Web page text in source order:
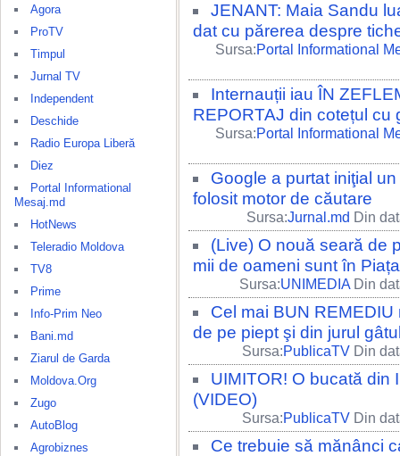
Agora
ProTV
Timpul
Jurnal TV
Independent
Deschide
Radio Europa Liberă
Diez
Portal Informational
Mesaj.md
HotNews
Teleradio Moldova
TV8
Prime
Info-Prim Neo
Bani.md
Ziarul de Garda
Moldova.Org
Zugo
AutoBlog
Agrobiznes
JENANT: Maia Sandu
dat cu părerea despre
Sursa:Portal Informational
Internauții iau ÎN
REPORTAJ din cotețul cu
Sursa:Portal Informational
Google a purtat iniţial
folosit motor de căutare
Sursa:Jurnal.md Din
(Live) O nouă seară de
mii de oameni sunt în
Sursa:UNIMEDIA Din
Cel mai BUN
de pe piept şi din jurul
Sursa:PublicaTV Din
UIMITOR! O bucată din
(VIDEO)
Sursa:PublicaTV Din
Ce trebuie să mănânci